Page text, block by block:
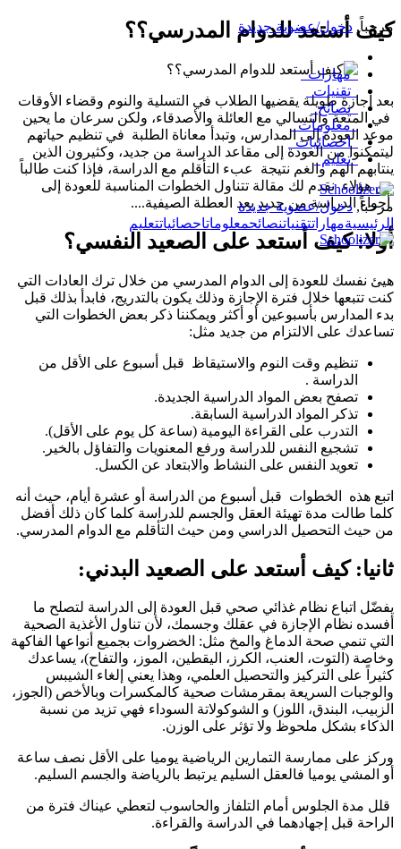
مرحباً, دخول/عضوية جديدة
مهارات
تقنيات
نصائح
معلومات
احصائيات
تعليم
مرحباً,دخول/عضوية جديدة
الرئيسيةمهاراتتقنياتنصائحمعلوماتاحصائياتتعليم
كيف أستعد للدوام المدرسي؟؟
بعد إجازة طويلة يقضيها الطلاب في التسلية والنوم وقضاء الأوقات
في المتعة والتسالي مع العائلة والأصدقاء، ولكن سرعان ما يحين
موعد العودة إلى المدارس، وتبدأ معاناة الطلبة في تنظيم حياتهم
ليتمكنوا من العودة إلى مقاعد الدراسة من جديد، وكثيرون الذين
ينتابهم الهم والغم نتيجة عبء التأقلم مع الدراسة، فإذا كنت طالباً
من هؤلاء نقدم لك مقالة تتناول الخطوات المناسبة للعودة إلى
أجواء الدراسة من جديد بعد العطلة الصيفية....
أولا: كيف أستعد على الصعيد النفسي؟
هيئ نفسك للعودة إلى الدوام المدرسي من خلال ترك العادات التي
كنت تتبعها خلال فترة الإجازة وذلك يكون بالتدريج، فابدأ بذلك قبل
بدء المدارس بأسبوعين أو أكثر ويمكننا ذكر بعض الخطوات التي
تساعدك على الالتزام من جديد مثل:
تنظيم وقت النوم والاستيقاظ قبل أسبوع على الأقل من
الدراسة .
تصفح بعض المواد الدراسية الجديدة.
تذكر المواد الدراسية السابقة.
التدرب على القراءة اليومية (ساعة كل يوم على الأقل).
تشجيع النفس للدراسة ورفع المعنويات والتفاؤل بالخير.
تعويد النفس على النشاط والابتعاد عن الكسل.
اتبع هذه الخطوات قبل أسبوع من الدراسة أو عشرة أيام، حيث أنه
كلما طالت مدة تهيئة العقل والجسم للدراسة كلما كان ذلك أفضل
من حيث التحصيل الدراسي ومن حيث التأقلم مع الدوام المدرسي.
ثانيا: كيف أستعد على الصعيد البدني:
يفضّل اتباع نظام غذائي صحي قبل العودة إلى الدراسة لتصلح ما
أفسده نظام الإجازة في عقلك وجسمك، لأن تناول الأغذية الصحية
التي تنمي صحة الدماغ والمخ مثل: الخضروات بجميع أنواعها الفاكهة
وخاصة (التوت، العنب، الكرز، اليقطين، الموز، والتفاح)، يساعدك
كثيراً على التركيز والتحصيل العلمي، وهذا يعني إلغاء الشيبس
والوجبات السريعة بمقرمشات صحية كالمكسرات وبالأخص (الجوز،
الزبيب، البندق، اللوز) و الشوكولاتة السوداء فهي تزيد من نسبة
الذكاء بشكل ملحوظ ولا تؤثر على الوزن.
وركز على ممارسة التمارين الرياضية يوميا على الأقل نصف ساعة
أو المشي يوميا فالعقل السليم يرتبط بالرياضة والجسم السليم.
قلل مدة الجلوس أمام التلفاز والحاسوب لتعطي عيناك فترة من
الراحة قبل إجهادهما في الدراسة والقراءة.